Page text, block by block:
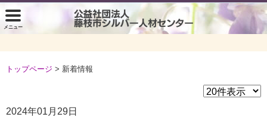
メニュー
シルバー人材センターのご案内
トップページ > 新着情報
2024年01月29日